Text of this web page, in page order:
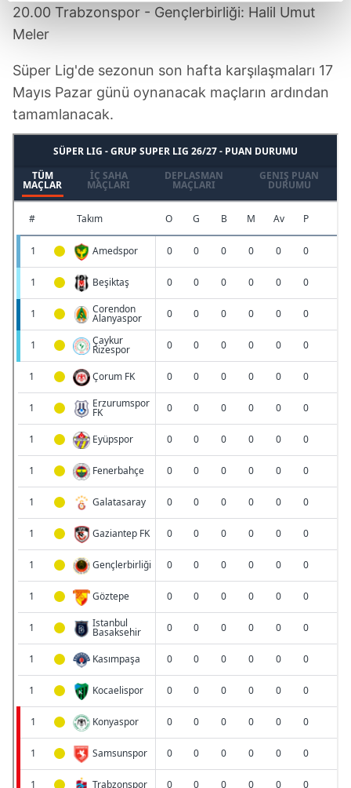
reklamların maliyetlerimizi karşılamak noktasında tek gelir
kalemimiz olduğunu sizlere hatırlatmak isteriz.
Her halükârda, kullanıcılar, bu çerezlere izin vermedikleri
takdirde, kullanıcılara hedefli reklamlar
gösterilmeyecektir."
Sizlere daha iyi bir hizmet sunabilmek için İnternet
Sitemizde kendimize ve üçüncü kişilere ait çerezler
kullanılmaktadır. Bu çerezler vasıtasıyla çeşitli kişisel
verileriniz işlenmekte olup gerekli olan çerezler bilgi
toplumu hizmetlerinin sunulması amacıyla
kullanılmaktadır. Diğer çerezler, sitemizin daha işlevsel
kılınması ve kişiselleştirilmesi ve sizlere yönelik
reklam/pazarlama faaliyetlerinin yapılması, amaçlarıyla
sınırlı olarak açık rızanız dahilinde kullanılacaktır.
Çerezlere ilişkin tercihlerinizi aşağıda yer alan panel
vasıtasıyla belirleyebilirsiniz. Çerezlere ilişkin detaylı bilgi
için Ayarlar butonuna tıklayabilir,Çerez Bilgilendirme
Metnimizi ziyaret edebilirsiniz.
6698 sayılı Kişisel Verilerin Korunması Kanunu uyarınca
hazırlanmış Aydınlatma Metnimizi okumak ve sitemizde
ilgili mevzuata uygun olarak kullanılan çerezlerle ilgili bilgi
almak için lütfentıklayınız
20.00 Trabzonspor - Gençlerbirliği: Halil Umut
Meler
Süper Lig'de sezonun son hafta karşılaşmaları 17
Mayıs Pazar günü oynanacak maçların ardından
tamamlanacak.